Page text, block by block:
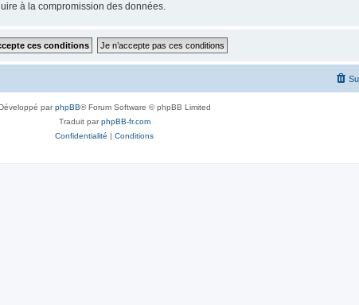
à la compromission des données.
parphpBB® Forum Software © phpBB Limited
Traduit parphpBB-fr.com
Confidentialité | Conditions